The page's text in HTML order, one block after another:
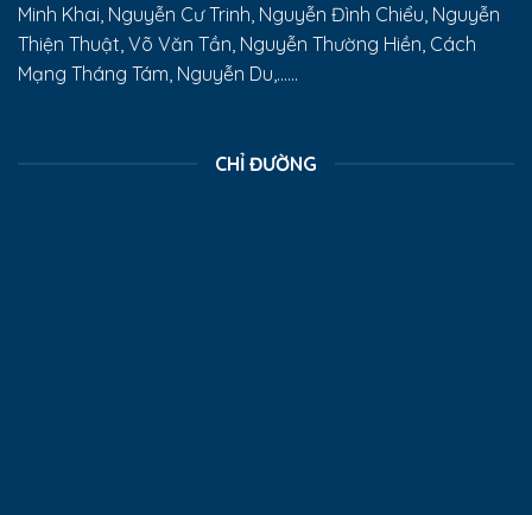
Minh Khai, Nguyễn Cư Trinh, Nguyễn Đình Chiểu, Nguyễn
Thiện Thuật, Võ Văn Tần, Nguyễn Thường Hiền, Cách
Mạng Tháng Tám, Nguyễn Du,......
CHỈ ĐƯỜNG